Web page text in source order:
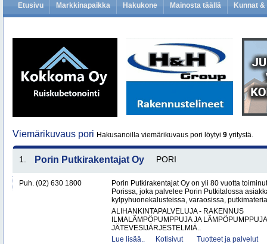
Etusivu Markkinapaikka Hakukone Mainosta täällä Kunnat
Viemärikuvaus pori Hakusanoilla viemärikuvaus pori löytyi 9 yritystä.
1. Porin Putkirakentajat Oy PORI
Puh. (02) 630 1800
Porin Putkirakentajat Oy on yli 80 vuotta
Porissa, joka palvelee Porin Putkitalossa
kylpyhuonekalusteissa, varaosissa,
ALIHANKINTAPALVELUJA - RAKENNUS
ILMALÄMPÖPUMPPUJA JA LÄMPÖPUMPPUJA
JÄTEVESIJÄRJESTELMIÄ..
Lue lisää..
Kotisivut Tuotteet ja palvelut